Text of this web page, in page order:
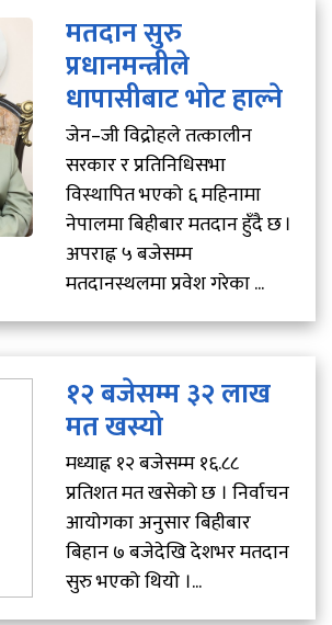
मतदान सुरु
प्रधानमन्त्रीले
धापासीबाट भोट हाल्ने
जेन–जी विद्रोहले तत्कालीन
सरकार र प्रतिनिधिसभा
विस्थापित भएको ६ महिनामा
नेपालमा बिहीबार मतदान हुँदै छ ।
अपराह्न ५ बजेसम्म
मतदानस्थलमा प्रवेश गरेका ...
१२ बजेसम्म ३२ लाख
मत खस्यो
मध्याह्न १२ बजेसम्म १६.८८
प्रतिशत मत खसेको छ । निर्वाचन
आयोगका अनुसार बिहीबार
बिहान ७ बजेदेखि देशभर मतदान
सुरु भएको थियो ।...